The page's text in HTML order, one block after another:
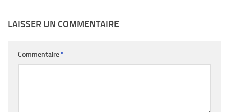
LAISSER UN COMMENTAIRE
Commentaire*